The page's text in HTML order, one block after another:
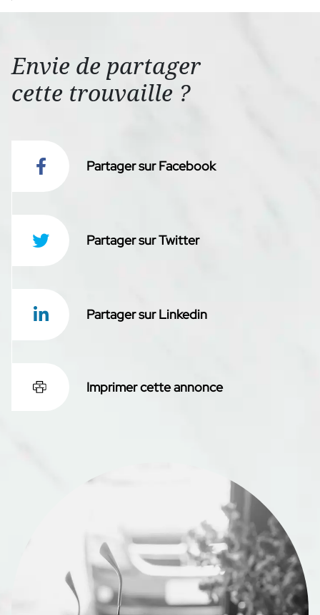
Envie de partager
cette trouvaille ?
Partager sur Facebook
Partager sur Twitter
Partager sur Linkedin
Imprimer cette annonce